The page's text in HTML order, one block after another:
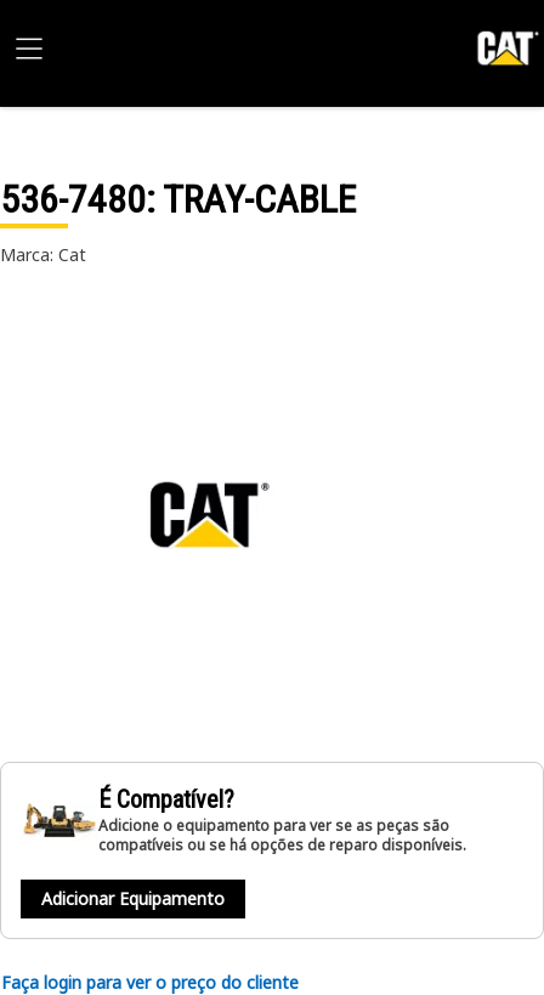
536-7480: TRAY-CABLE
Marca: Cat
É Compatível?
Adicione o equipamento para ver se as peças são
compatíveis ou se há opções de reparo disponíveis.
Adicionar Equipamento
Faça login para ver o preço do cliente